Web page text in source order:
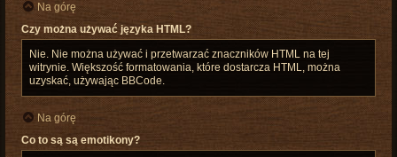
Na górę
Czy można używać języka HTML?
Nie. Nie można używać i przetwarzać znaczników HTML na tej
witrynie. Większość formatowania, które dostarcza HTML, można
uzyskać, używając BBCode.
Na górę
Co to są są emotikony?